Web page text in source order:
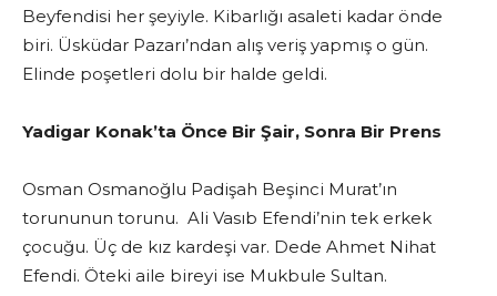
Beyfendisi her şeyiyle. Kibarlığı asaleti kadar önde
biri. Üsküdar Pazarı’ndan alış veriş yapmış o gün.
Elinde poşetleri dolu bir halde geldi.
Yadigar Konak’ta Önce Bir Şair, Sonra Bir Prens
Osman Osmanoğlu Padişah Beşinci Murat’ın
torununun torunu. Ali Vasıb Efendi’nin tek erkek
çocuğu. Üç de kız kardeşi var. Dede Ahmet Nihat
Efendi. Öteki aile bireyi ise Mukbule Sultan.